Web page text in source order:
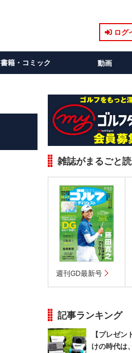
ログ
書籍・コミック 動画
雑誌がまるごと読
週刊GD最新号
記事ランキング
【プレゼ
けの時代は